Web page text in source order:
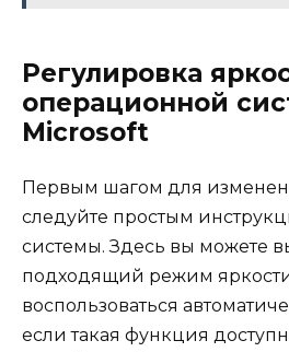
Регулировка
операционной
Microsoft
Первым шагом для
следуйте простым
системы. Здесь вы можете
подходящий режим
воспользоваться
если такая функция